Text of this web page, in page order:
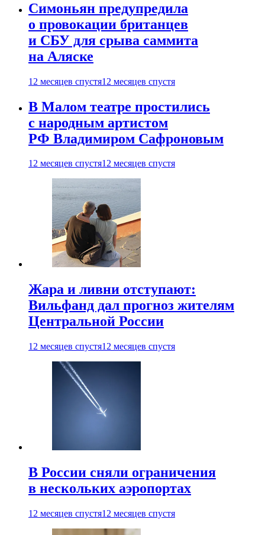
Симоньян предупредила
о провокации британцев
и СБУ для срыва саммита
на Аляске
12 месяцев спустя12 месяцев спустя
В Малом театре простились
с народным артистом
РФ Владимиром Сафроновым
12 месяцев спустя12 месяцев спустя
Жара и ливни отступают:
Вильфанд дал прогноз жителям
Центральной России
12 месяцев спустя12 месяцев спустя
В России сняли ограничения
в нескольких аэропортах
12 месяцев спустя12 месяцев спустя